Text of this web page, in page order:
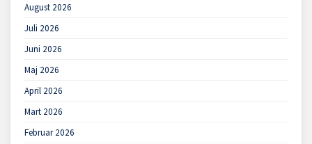
August 2026
Juli 2026
Juni 2026
Maj 2026
April 2026
Mart 2026
Februar 2026